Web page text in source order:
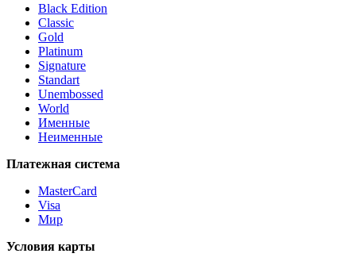
Black Edition
Classic
Gold
Platinum
Signature
Standart
Unembossed
World
Именные
Неименные
Платежная система
MasterCard
Visa
Мир
Условия карты